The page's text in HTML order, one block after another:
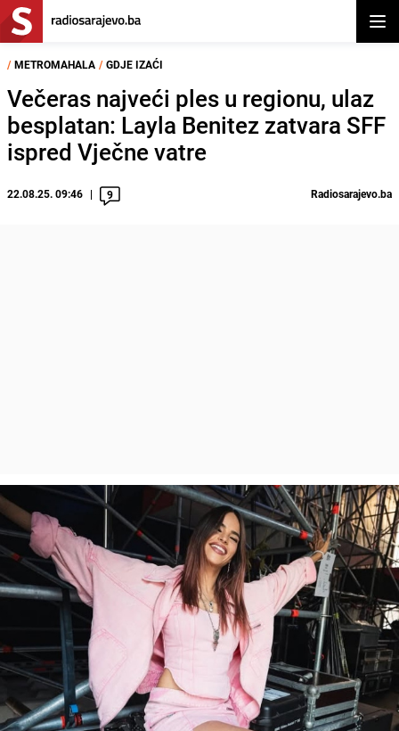
/ METROMAHALA / GDJE IZAĆI
Večeras najveći ples u regionu, ulaz
besplatan: Layla Benitez zatvara SFF
ispred Vječne vatre
22.08.25. 09:46 9 Radiosarajevo.ba